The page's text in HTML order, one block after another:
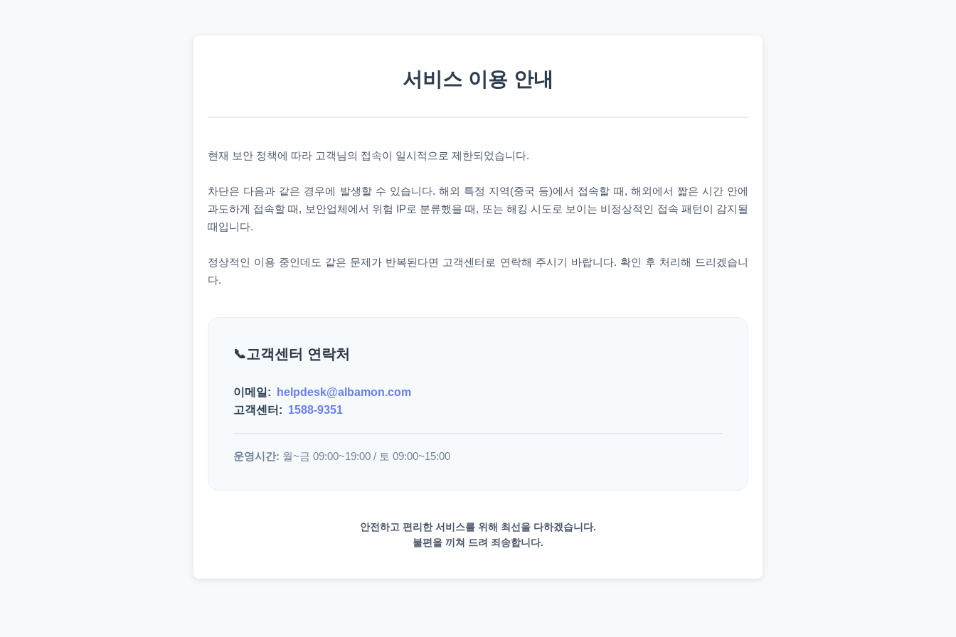
서비스 이용 안내
현재 보안 정책에 따라 고객님의 접속이 일시적으로 제한되었습니다.
차단은 다음과 같은 경우에 발생할 수 있습니다. 해외 특정 지역(중국 등)에서 접속할 때, 해외에서 짧은 시간 안에
과도하게 접속할 때, 보안업체에서 위험 IP로 분류했을 때, 또는 해킹 시도로 보이는 비정상적인 접속 패턴이 감지될
때입니다.
정상적인 이용 중인데도 같은 문제가 반복된다면 고객센터로 연락해 주시기 바랍니다. 확인 후 처리해 드리겠습니
다.
고객센터 연락처
이메일:
helpdesk@albamon.com
고객센터: 1588-9351
운영시간: 월~금 09:00~19:00 / 토 09:00~15:00
안전하고 편리한 서비스를 위해 최선을 다하겠습니다.
불편을 끼쳐 드려 죄송합니다.